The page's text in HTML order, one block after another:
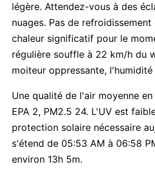
légère. Attendez-vous à des
nuages. Pas de
chaleur significatif pour le
régulière souffle à 22 km/h du
moiteur oppressante, l'humidité
Une qualité de l'air moyenne
EPA 2, PM2.5 24. L'UV est
protection solaire nécessaire
s'étend de 05:53 AM à 06:58
environ 13h 5m.